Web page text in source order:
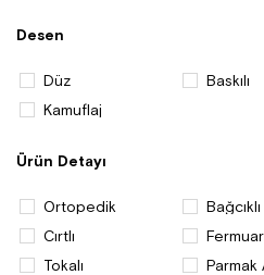
Desen
Düz
Baskılı
Kamuflaj
Ürün Detayı
Ortopedik
Bağcıklı
Cırtlı
Tokalı
Parmak